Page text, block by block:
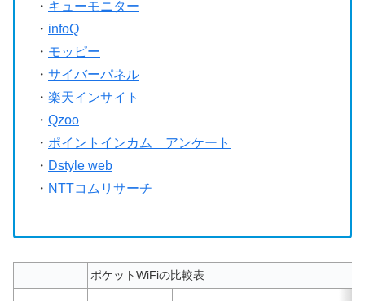
・ キューモニター
・ infoQ
・ モッピー
・ サイバーパネル
・ 楽天インサイト
・ Qzoo
・ ポイントインカム アンケート
・ Dstyle web
・ NTTコムリサーチ
ポケットWiFiの比較表